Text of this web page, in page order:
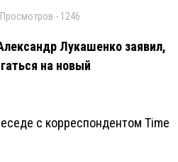
- 1246
Лукашенко заявил,
на новый
с корреспондентом Time